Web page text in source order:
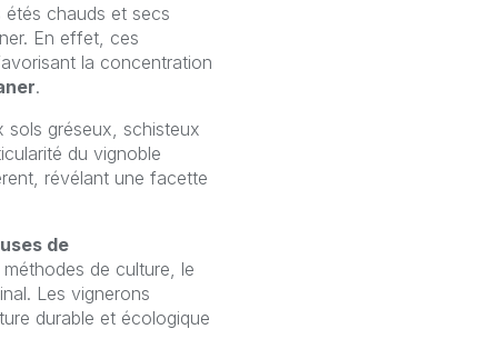
étés chauds et secs
En effet, ces
la concentration
.
sols gréseux, schisteux
du vignoble
révélant une facette
de
de culture, le
Les vignerons
durable et écologique